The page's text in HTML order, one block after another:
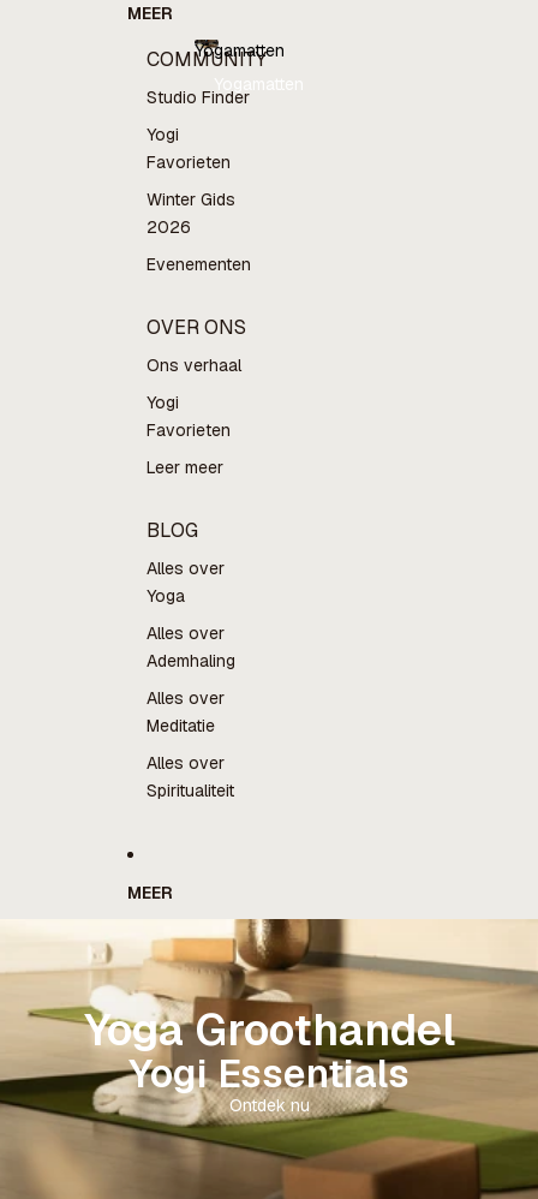
MEER
COMMUNITY
Studio Finder
Yogi
Favorieten
Winter Gids
2026
Evenementen
OVER ONS
Ons verhaal
Yogi
Favorieten
Leer meer
BLOG
Alles over
Yoga
Alles over
Ademhaling
Alles over
Meditatie
Alles over
Spiritualiteit
Yogamatten
MEER
Yoga Groothandel
Yogi Essentials
Ontdek nu